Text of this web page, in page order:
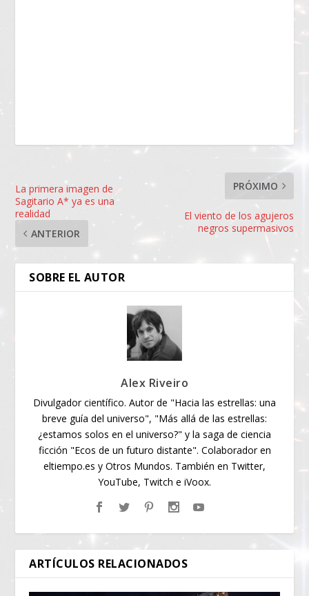
La primera imagen de
Sagitario A* ya es una
realidad
ANTERIOR
PRÓXIMO
El viento de los agujeros
negros supermasivos
SOBRE EL AUTOR
Alex Riveiro
Divulgador científico. Autor de "Hacia las estrellas: una
breve guía del universo", "Más allá de las estrellas:
¿estamos solos en el universo?" y la saga de ciencia
ficción "Ecos de un futuro distante". Colaborador en
eltiempo.es y Otros Mundos. También en Twitter,
YouTube, Twitch e iVoox.
ARTÍCULOS RELACIONADOS